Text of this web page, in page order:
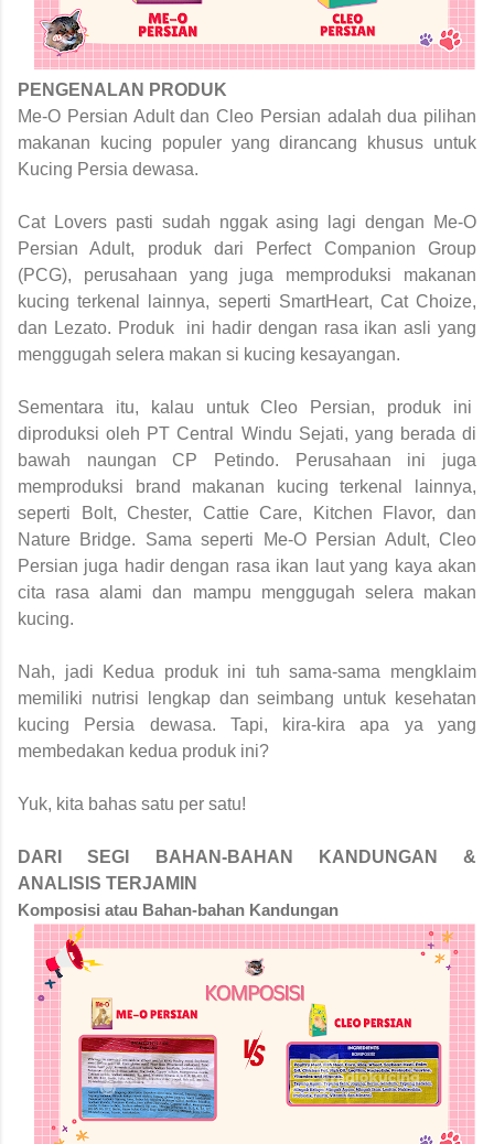
PENGENALAN PRODUK
Me-O Persian Adult dan Cleo Persian adalah dua pilihan
makanan kucing populer yang dirancang khusus untuk
Kucing Persia dewasa.
Cat Lovers pasti sudah nggak asing lagi dengan Me-O
Persian Adult, produk dari Perfect Companion Group
(PCG), perusahaan yang juga memproduksi makanan
kucing terkenal lainnya, seperti SmartHeart, Cat Choize,
dan Lezato. Produk ini hadir dengan rasa ikan asli yang
menggugah selera makan si kucing kesayangan.
Sementara itu, kalau untuk Cleo Persian, produk ini
diproduksi oleh PT Central Windu Sejati, yang berada di
bawah naungan CP Petindo. Perusahaan ini juga
memproduksi brand makanan kucing terkenal lainnya,
seperti Bolt, Chester, Cattie Care, Kitchen Flavor, dan
Nature Bridge. Sama seperti Me-O Persian Adult, Cleo
Persian juga hadir dengan rasa ikan laut yang kaya akan
cita rasa alami dan mampu menggugah selera makan
kucing.
Nah, jadi Kedua produk ini tuh sama-sama mengklaim
memiliki nutrisi lengkap dan seimbang untuk kesehatan
kucing Persia dewasa. Tapi, kira-kira apa ya yang
membedakan kedua produk ini?
Yuk, kita bahas satu per satu!
DARI SEGI BAHAN-BAHAN KANDUNGAN &
ANALISIS TERJAMIN
Komposisi atau Bahan-bahan Kandungan